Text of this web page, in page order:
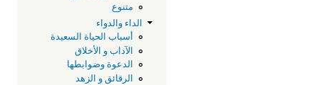
متنوع
الداء والدواء
أسباب الحياة السعيدة
الآداب و الأخلاق
الدعوة وضوابطها
الرقائق و الزهد